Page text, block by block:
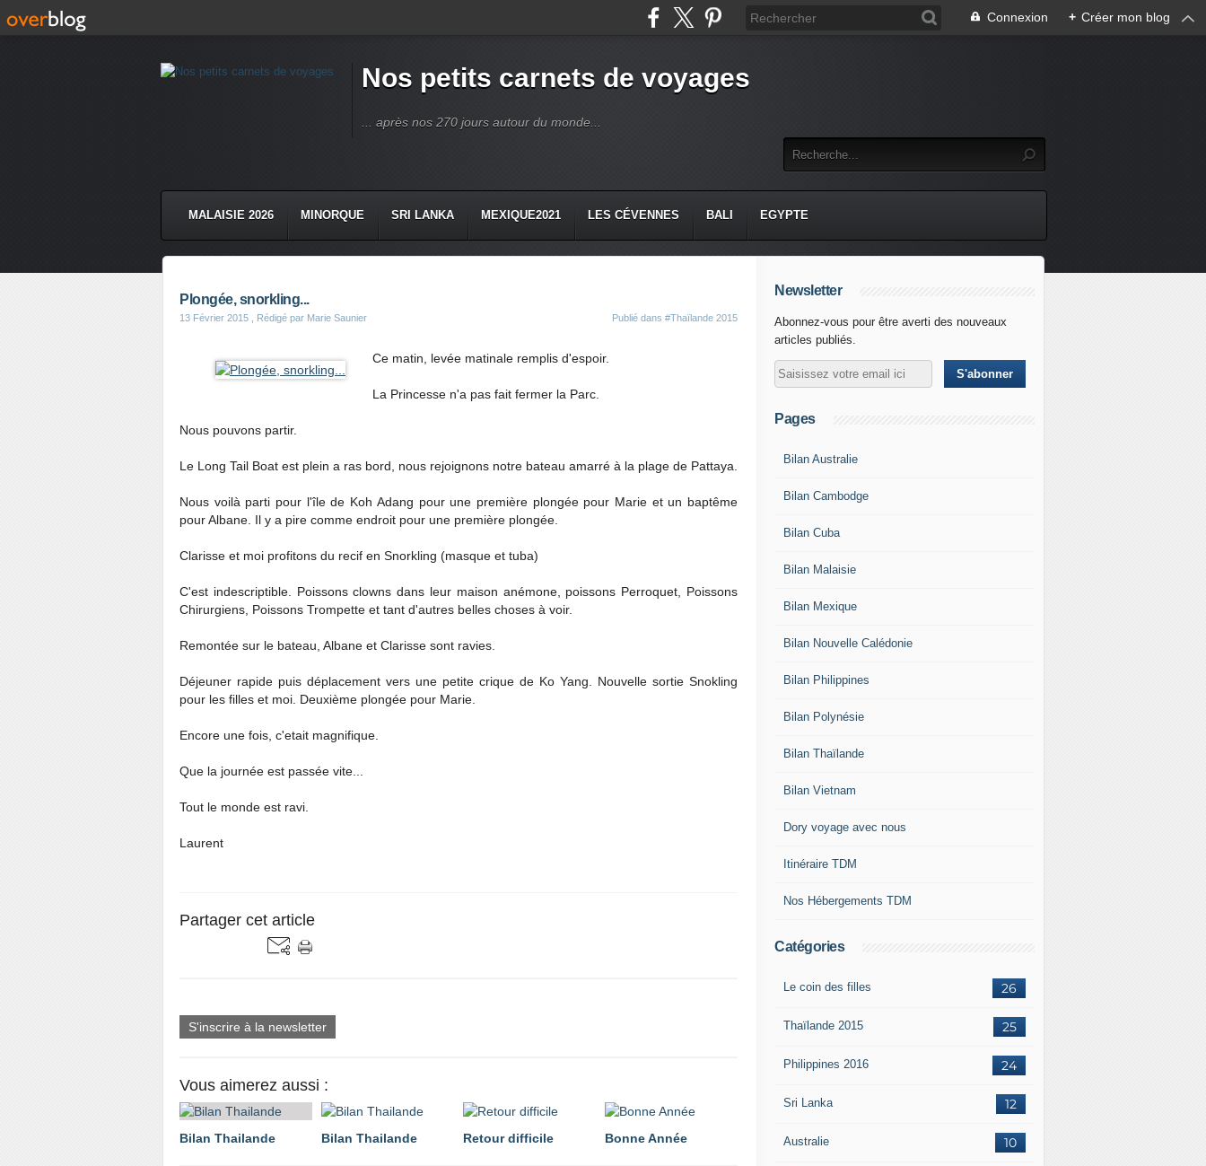
Connexion + Créer mon blog
Nos petits carnets de voyages
... après nos 270 jours autour du monde...
MALAISIE 2026 MINORQUE SRI LANKA MEXIQUE2021 LES CÉVENNES BALI EGYPTE
Plongée, snorkling...
13 Février 2015 , Rédigé par Marie Saunier Publié dans #Thaïlande 2015
Ce matin, levée matinale remplis d'espoir.
La Princesse n'a pas fait fermer la Parc.
Nous pouvons partir.
Le Long Tail Boat est plein a ras bord, nous rejoignons notre bateau amarré à la plage de Pattaya.
Nous voilà parti pour l'île de Koh Adang pour une première plongée pour Marie et un baptême
pour Albane. Il y a pire comme endroit pour une première plongée.
Clarisse et moi profitons du recif en Snorkling (masque et tuba)
C'est indescriptible. Poissons clowns dans leur maison anémone, poissons Perroquet, Poissons
Chirurgiens, Poissons Trompette et tant d'autres belles choses à voir.
Remontée sur le bateau, Albane et Clarisse sont ravies.
Déjeuner rapide puis déplacement vers une petite crique de Ko Yang. Nouvelle sortie Snokling
pour les filles et moi. Deuxième plongée pour Marie.
Encore une fois, c'etait magnifique.
Que la journée est passée vite...
Tout le monde est ravi.
Laurent
Partager cet article
S'inscrire à la newsletter
Vous aimerez aussi :
Bilan Thailande Bilan Thailande Retour difficile Bonne Année
Newsletter
Abonnez-vous pour être averti des nouveaux
articles publiés.
Pages
Bilan Australie
Bilan Cambodge
Bilan Cuba
Bilan Malaisie
Bilan Mexique
Bilan Nouvelle Calédonie
Bilan Philippines
Bilan Polynésie
Bilan Thaïlande
Bilan Vietnam
Dory voyage avec nous
Itinéraire TDM
Nos Hébergements TDM
Catégories
26
Le coin des filles
25
Thaïlande 2015
24
Philippines 2016
12
Sri Lanka
10
Australie